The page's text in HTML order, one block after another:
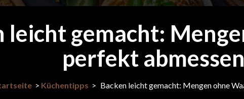
leicht gemacht:
perfekt
> Küchentipps > Backen leicht gemacht: Mengen ohne